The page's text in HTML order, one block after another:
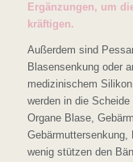
Ergänzungen, um
kräftigen.
Außerdem sind
Blasensenkung oder
medizinischem
werden in die
Organe Blase,
Gebärmuttersenkung,
wenig stützen den